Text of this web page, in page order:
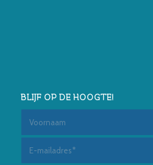
BLIJF OP DE HOOGTE!